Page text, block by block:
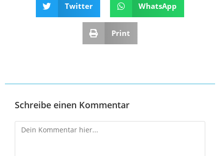
Twitter WhatsApp
Print
Schreibe einen Kommentar